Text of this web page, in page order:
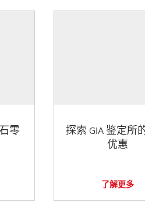
零
探索 GIA 鉴定所
优惠
了解更多